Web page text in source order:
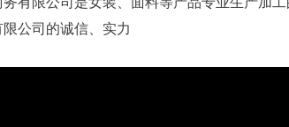
公司的诚信、实力